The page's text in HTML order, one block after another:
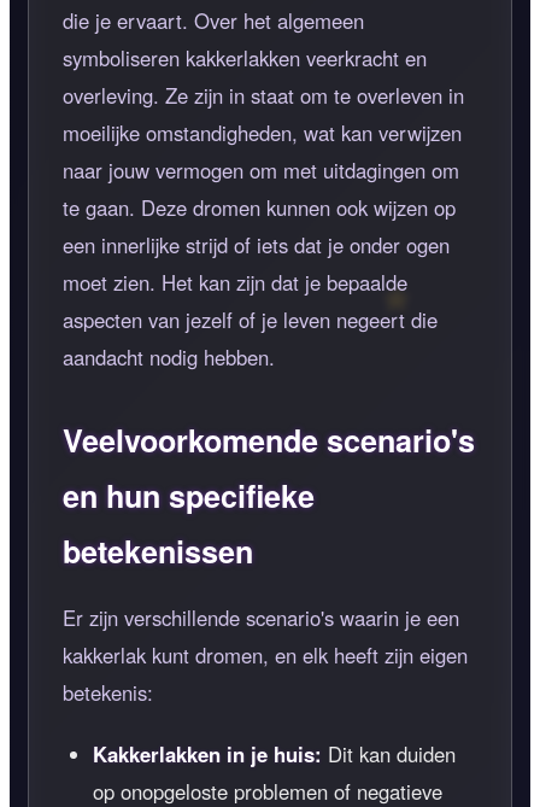
die je ervaart. Over het algemeen
symboliseren kakkerlakken veerkracht en
overleving. Ze zijn in staat om te overleven in
moeilijke omstandigheden, wat kan verwijzen
naar jouw vermogen om met uitdagingen om
te gaan. Deze dromen kunnen ook wijzen op
een innerlijke strijd of iets dat je onder ogen
moet zien. Het kan zijn dat je bepaalde
aspecten van jezelf of je leven negeert die
aandacht nodig hebben.
Veelvoorkomende scenario's
en hun specifieke
betekenissen
Er zijn verschillende scenario's waarin je een
kakkerlak kunt dromen, en elk heeft zijn eigen
betekenis:
Kakkerlakken in je huis: Dit kan duiden
op onopgeloste problemen of negatieve